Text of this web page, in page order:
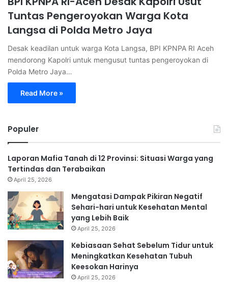
Tuntas Pengeroyokan Warga Kota
Langsa di Polda Metro Jaya
Desak keadilan untuk warga Kota Langsa, BPI KPNPA RI Aceh
mendorong Kapolri untuk mengusut tuntas pengeroyokan di
Polda Metro Jaya…
Read More »
Populer
Laporan Mafia Tanah di 12 Provinsi: Situasi Warga yang
Tertindas dan Terabaikan
April 25, 2026
Mengatasi Dampak Pikiran Negatif
Sehari-hari untuk Kesehatan Mental
yang Lebih Baik
April 25, 2026
Kebiasaan Sehat Sebelum Tidur untuk
Meningkatkan Kesehatan Tubuh
Keesokan Harinya
April 25, 2026